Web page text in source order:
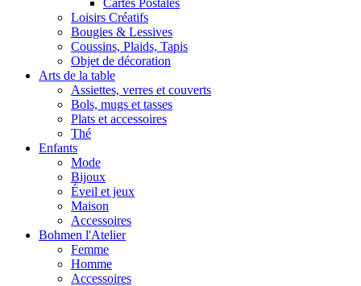
Cartes Postales
Loisirs Créatifs
Bougies & Lessives
Coussins, Plaids, Tapis
Objet de décoration
Arts de la table
Assiettes, verres et couverts
Bols, mugs et tasses
Plats et accessoires
Thé
Enfants
Mode
Bijoux
Éveil et jeux
Maison
Accessoires
Bohmen l'Atelier
Femme
Homme
Accessoires